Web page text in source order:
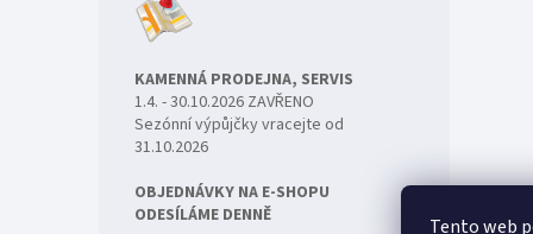
Tento web
KAMENNÁ PRODEJNA, SERVIS
1.4. - 30.10.2026 ZAVŘENO
Sezónní výpůjčky vracejte od
31.10.2026
OBJEDNÁVKY NA E-SHOPU
ODESÍLÁME DENNĚ